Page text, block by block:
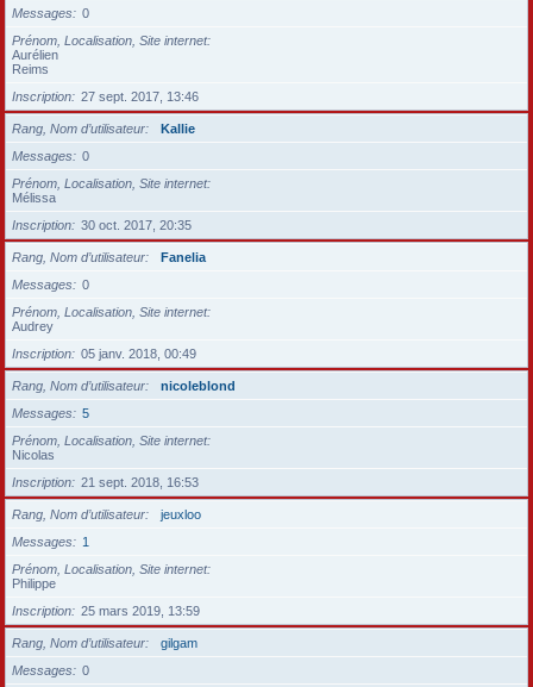
Messages
0
Prénom, Localisation, Site internet
Aurélien
Reims
Inscription
27 sept. 2017, 13:46
Rang, Nom d’utilisateur
Kallie
Messages
0
Prénom, Localisation, Site internet
Mélissa
Inscription
30 oct. 2017, 20:35
Rang, Nom d’utilisateur
Fanelia
Messages
0
Prénom, Localisation, Site internet
Audrey
Inscription
05 janv. 2018, 00:49
Rang, Nom d’utilisateur
nicoleblond
Messages
5
Prénom, Localisation, Site internet
Nicolas
Inscription
21 sept. 2018, 16:53
Rang, Nom d’utilisateur
jeuxloo
Messages
1
Prénom, Localisation, Site internet
Philippe
Inscription
25 mars 2019, 13:59
Rang, Nom d’utilisateur
gilgam
Messages
0